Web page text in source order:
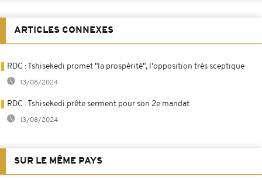
ARTICLES CONNEXES
RDC : Tshisekedi promet "la prospérité", l'opposition très sceptique
13/08/2024
RDC : Tshisekedi prête serment pour son 2e mandat
13/08/2024
SUR LE MÊME PAYS